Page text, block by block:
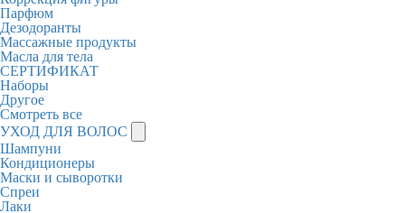
Парфюм
Дезодоранты
Массажные продукты
Масла для тела
СЕРТИФИКАТ
Наборы
Другое
Смотреть все
УХОД ДЛЯ ВОЛОС
Шампуни
Кондиционеры
Маски и сыворотки
Спреи
Лаки